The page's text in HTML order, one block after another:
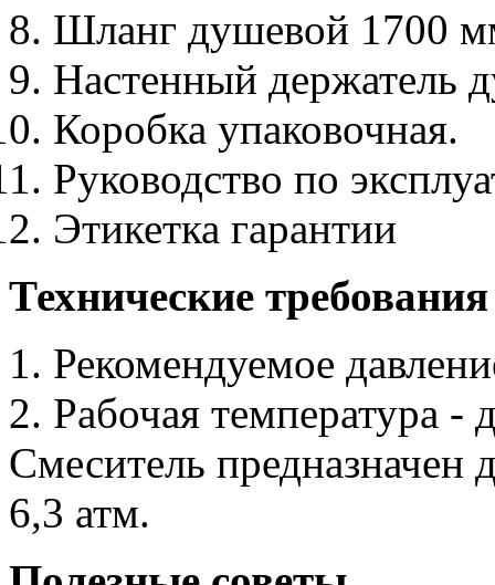
Шланг душевой 1700
Настенный держатель
Коробка упаковочная.
Руководство по
Этикетка гарантии
Технические требования
1. Рекомендуемое
2. Рабочая температура -
Смеситель предназначен
6,3 атм.